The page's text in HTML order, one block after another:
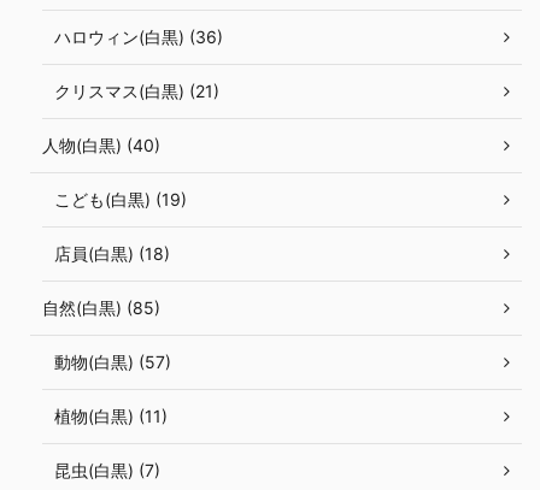
ハロウィン(白黒) (36)
クリスマス(白黒) (21)
人物(白黒) (40)
こども(白黒) (19)
店員(白黒) (18)
自然(白黒) (85)
動物(白黒) (57)
植物(白黒) (11)
昆虫(白黒) (7)